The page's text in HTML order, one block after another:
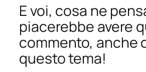
E voi, cosa ne
piacerebbe avere
commento, anche
questo tema!